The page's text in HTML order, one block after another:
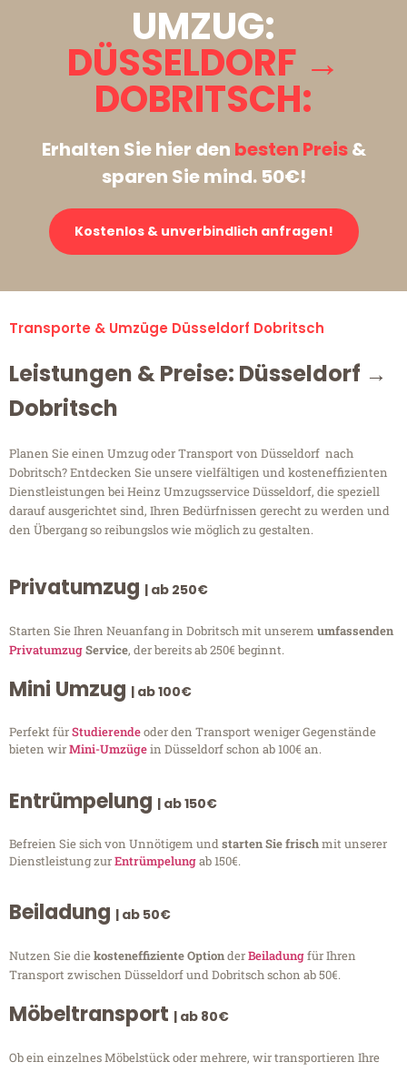
UMZUG:
DÜSSELDORF →
DOBRITSCH:
Erhalten Sie hier den besten Preis&
sparen Sie mind. 50€!
Kostenlos & unverbindlich anfragen!
Transporte & Umzüge Düsseldorf Dobritsch
Leistungen & Preise: Düsseldorf →
Dobritsch
Planen Sie einen Umzug oder Transport von Düsseldorf nach
Dobritsch? Entdecken Sie unsere vielfältigen und kosteneffizienten
Dienstleistungen bei Heinz Umzugsservice Düsseldorf, die speziell
darauf ausgerichtet sind, Ihren Bedürfnissen gerecht zu werden und
den Übergang so reibungslos wie möglich zu gestalten.
Privatumzug | ab 250€
Starten Sie Ihren Neuanfang in Dobritsch mit unserem umfassenden
PrivatumzugService, der bereits ab 250€ beginnt.
Mini Umzug | ab 100€
Perfekt fürStudierendeoder den Transport weniger Gegenstände
bieten wirMini-Umzügein Düsseldorf schon ab 100€ an.
Entrümpelung | ab 150€
Befreien Sie sich von Unnötigem undstarten Sie frischmit unserer
Dienstleistung zurEntrümpelungab 150€.
Beiladung | ab 50€
Nutzen Sie diekosteneffiziente OptionderBeiladungfür Ihren
Transport zwischen Düsseldorf und Dobritsch schon ab 50€.
Möbeltransport | ab 80€
Ob ein einzelnes Möbelstück oder mehrere, wir transportieren Ihre